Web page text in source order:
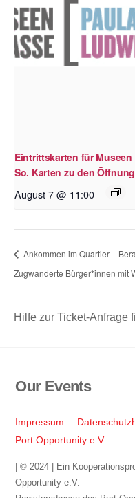
Eintrittskarten für
So. Karten zu den
August 7 @ 11:00
Ankommen im Quartier –
Zugwanderte Bürger*innen mit
Hilfe zur Ticket-Anfrage
Our Events
Impressum
Port Opportunity e.V.
| © 2024 | Ein
Opportunity e.V.